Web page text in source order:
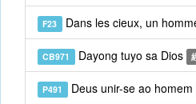
F23 Dans les cieux, un
CB971 Dayong tuyo sa Dios
P491 Deus unir-se ao homem